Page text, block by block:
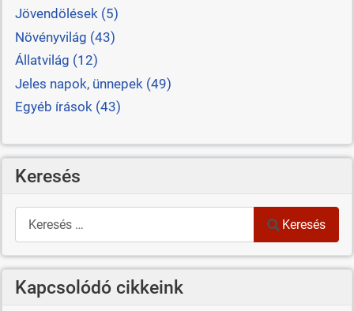
Jövendölések (5)
Növényvilág (43)
Állatvilág (12)
Jeles napok, ünnepek (49)
Egyéb írások (43)
Keresés
Keresés
Keresés
Kapcsolódó cikkeink